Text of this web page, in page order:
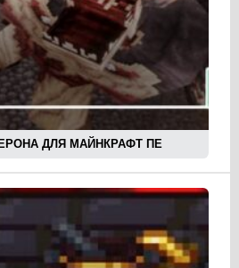
ДЛЯ МАЙНКРАФТ ПЕ